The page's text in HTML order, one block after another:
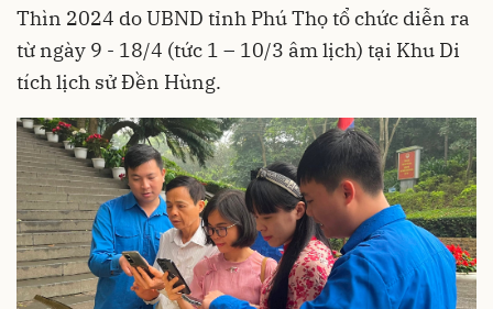
Thìn 2024 do UBND tỉnh Phú Thọ tổ chức diễn ra
từ ngày 9 - 18/4 (tức 1 – 10/3 âm lịch) tại Khu Di
tích lịch sử Đền Hùng.